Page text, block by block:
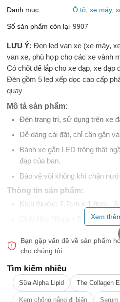
Danh mục: Ô tô, xe máy,
Số sản phẩm còn lại 9907
LƯU Ý: Đen led van xe (xe máy,
van xe, phù hợp cho các xe vành
Có chốt để lắp cho xe đạp, xe đạp
Đèn gồm 5 led xếp dọc cao cấp
quay
Mô tả sản phẩm:
Đèn trang trí, sử dụng trên xe
Dễ dàng cài đặt, chỉ cần gắn
Bánh xe gắn LED trông thật
đạp của bạn.
Bảo vệ vòi không khí chặn
Thông tin sản phẩm:
Kích thước: 7.7cm x 1.8cm -
Chất liệu: Nhựa + 5 bóng LED
Nguồn điện: 3 x pin nút AG10
Gói hàng bao gồm:
2 x 5 Đèn 5 bóng LED Gắn
Xem
Bạn gặp vấn đề về sản phẩm
cho chúng tôi.
Tìm kiếm nhiều
Sữa Alpha Lipid The Collagen
Kem chống nắng đi biển